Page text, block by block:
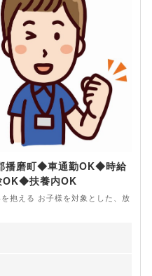
播磨町◆車通勤OK◆時給
扶養内OK
抱える お子様を対象とした、放